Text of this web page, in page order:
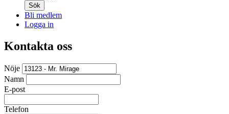
Sök
Bli medlem
Logga in
Kontakta oss
Nöje
Namn
E-post
Telefon